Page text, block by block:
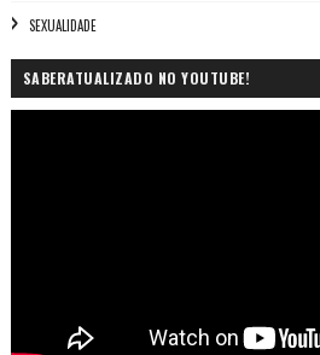
SEXUALIDADE
SABERATUALIZADO NO YOUTUBE!